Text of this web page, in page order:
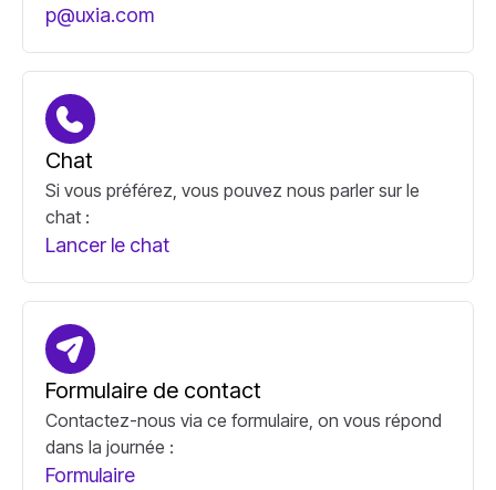
p@uxia.com
Chat
Si vous préférez, vous pouvez nous parler sur le
chat :
Lancer le chat
Formulaire de contact
Contactez-nous via ce formulaire, on vous répond
dans la journée :
Formulaire